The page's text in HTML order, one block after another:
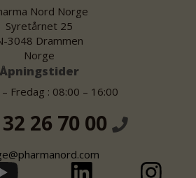
Nord Norge
Syretårnet 25
3048 Drammen
Norge
Åpningstider
Fredag : 08:00 – 16:00
26 70 00